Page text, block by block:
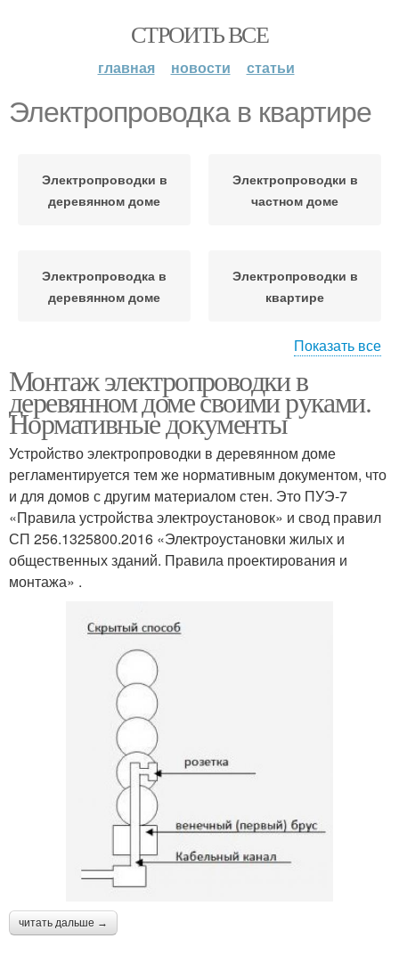
СТРОИТЬ ВСЕ
главная новости статьи
Электропроводка в квартире
Электропроводки в
деревянном доме
Электропроводки в
частном доме
Электропроводка в
деревянном доме
Электропроводки в
квартире
электропроводка
Показать все
Монтаж электропроводки в
деревянном доме своими руками.
Нормативные документы
Устройство электропроводки в деревянном доме
регламентируется тем же нормативным документом, что
и для домов с другим материалом стен. Это ПУЭ-7
«Правила устройства электроустановок» и свод правил
СП 256.1325800.2016 «Электроустановки жилых и
общественных зданий. Правила проектирования и
монтажа» .
читать дальше →